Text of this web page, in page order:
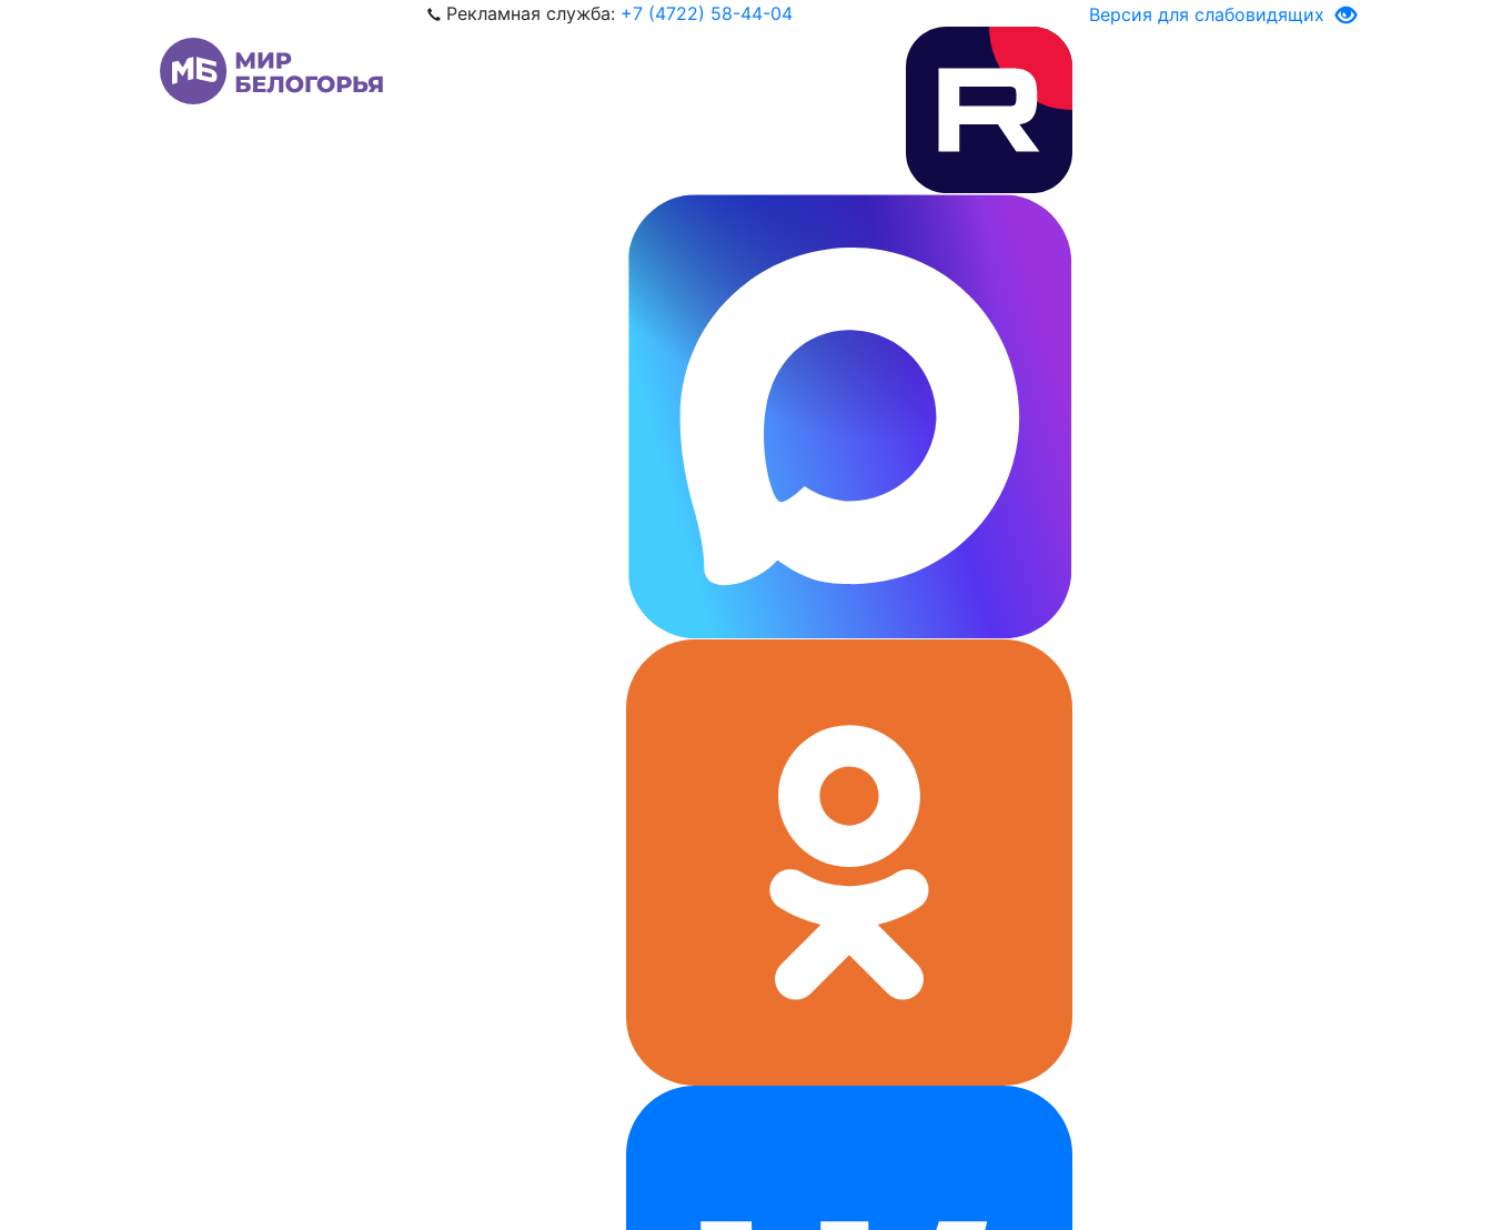
Рекламная служба: +7 (4722) 58-44-04 Версия для слабовидящих